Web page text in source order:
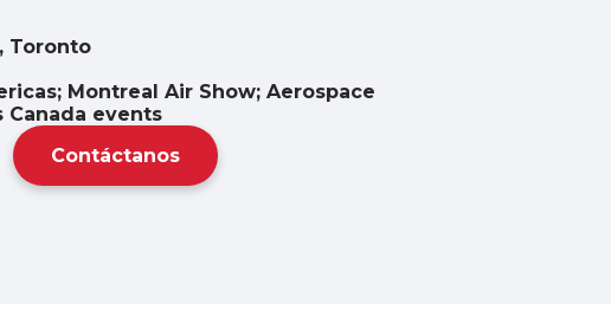
Toronto
Montreal Air Show; Aerospace
Canada events
Contáctanos